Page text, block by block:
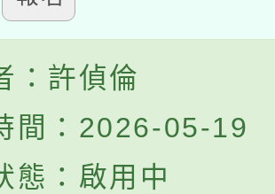
：許偵倫
間：2026-05-19
態：啟用中